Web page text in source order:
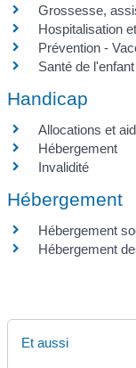
Grossesse,
Hospitalisation
Prévention -
Santé de l'enfant
Handicap
Allocations et
Hébergement
Invalidité
Hébergement
Hébergement
Hébergement
Et aussi